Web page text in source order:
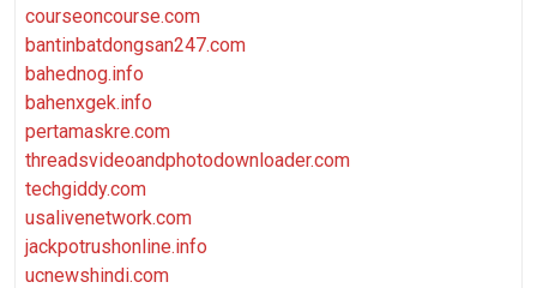
courseoncourse.com
bantinbatdongsan247.com
bahednog.info
bahenxgek.info
pertamaskre.com
threadsvideoandphotodownloader.com
techgiddy.com
usalivenetwork.com
jackpotrushonline.info
ucnewshindi.com